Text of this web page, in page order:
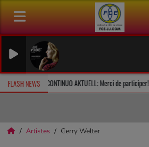
FLASH NEWS
à 10h CONTINUO AKTUELL: Merci de participer!
Artistes Gerry Welter